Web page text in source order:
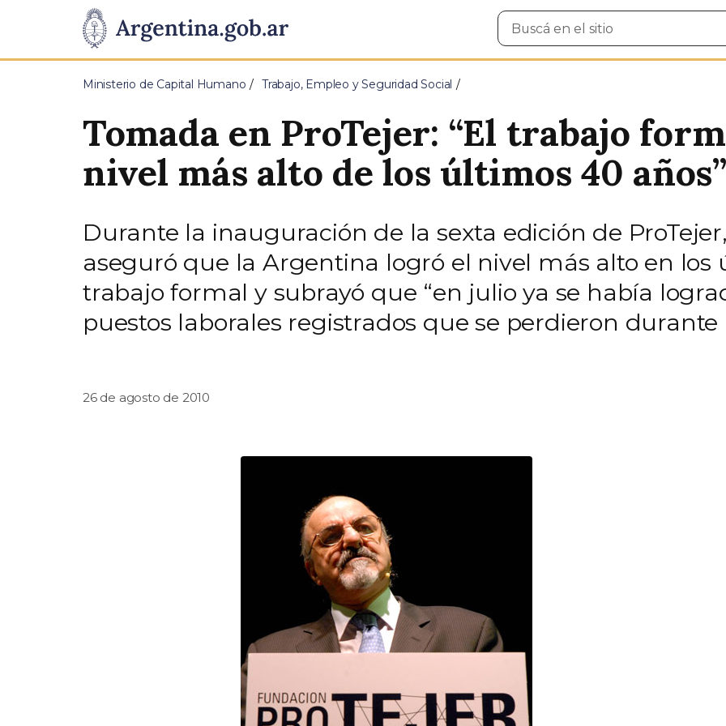
Presidencia
de
Pasar al contenido principal
Buscar
en
Ministerio de Capital Humano Trabajo, Empleo y Seguridad Social
Tomada en ProTejer: “El trabajo
nivel más alto de los últimos 40 años”
Durante la inauguración de la sexta edición de
aseguró que la Argentina logró el nivel más alto en los
trabajo formal y subrayó que “en julio ya se había
puestos laborales registrados que se perdieron durante
26 de agosto de 2010